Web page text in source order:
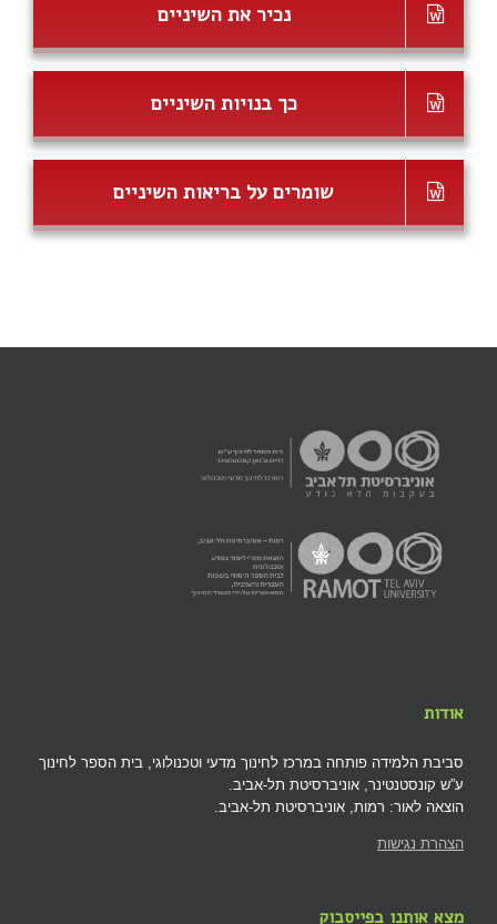
נכיר את השיניים
כך בנויות השיניים
שומרים על בריאות השיניים
אודות
סביבת הלמידה פותחה במרכז לחינוך מדעי וטכנולוגי, בית הספר לחינוך
ע”ש קונסטנטינר, אוניברסיטת תל-אביב.
הוצאה לאור: רמות, אוניברסיטת תל-אביב.
הצהרת נגישות
מצא אותנו בפייסבוק